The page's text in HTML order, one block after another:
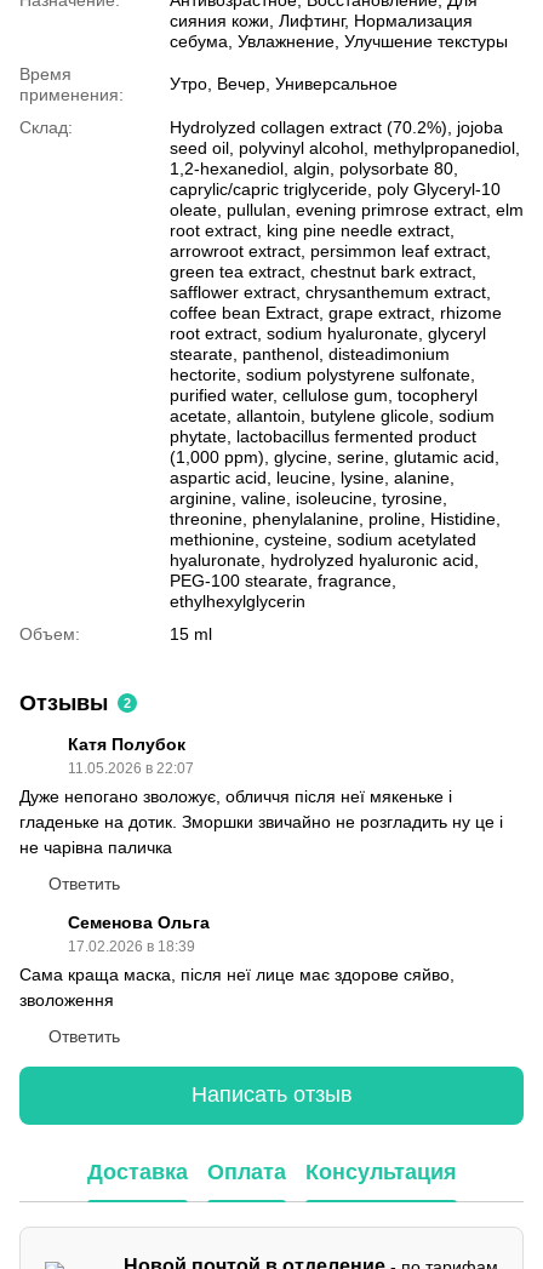
сияния кожи, Лифтинг, Нормализация
себума, Увлажнение, Улучшение текстуры
Время
применения:
Утро, Вечер, Универсальное
Склад:
Hydrolyzed collagen extract (70.2%), jojoba
seed oil, polyvinyl alcohol, methylpropanediol,
1,2-hexanediol, algin, polysorbate 80,
caprylic/capric triglyceride, poly Glyceryl-10
oleate, pullulan, evening primrose extract, elm
root extract, king pine needle extract,
arrowroot extract, persimmon leaf extract,
green tea extract, chestnut bark extract,
safflower extract, chrysanthemum extract,
coffee bean Extract, grape extract, rhizome
root extract, sodium hyaluronate, glyceryl
stearate, panthenol, disteadimonium
hectorite, sodium polystyrene sulfonate,
purified water, cellulose gum, tocopheryl
acetate, allantoin, butylene glicole, sodium
phytate, lactobacillus fermented product
(1,000 ppm), glycine, serine, glutamic acid,
aspartic acid, leucine, lysine, alanine,
arginine, valine, isoleucine, tyrosine,
threonine, phenylalanine, proline, Histidine,
methionine, cysteine, sodium acetylated
hyaluronate, hydrolyzed hyaluronic acid,
PEG-100 stearate, fragrance,
ethylhexylglycerin
Объем:
15 ml
Отзывы 2
Катя Полубок
11.05.2026 в 22:07
Дуже непогано зволожує, обличчя після неї мякеньке і
гладеньке на дотик. Зморшки звичайно не розгладить ну це і
не чарівна паличка
Ответить
Семенова Ольга
17.02.2026 в 18:39
Сама краща маска, після неї лице має здорове сяйво,
зволоження
Ответить
Написать отзыв
Доставка Оплата Консультация